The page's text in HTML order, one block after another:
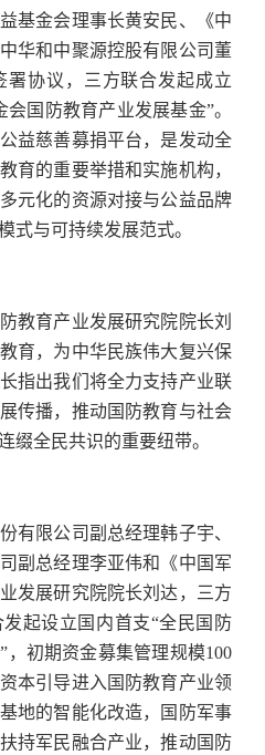
基金会理事长黄安民、《中
华和中聚源控股有限公司董
署协议，三方联合发起成立
国防教育产业发展基金”。
益慈善募捐平台，是发动全
育的重要举措和实施机构，
元化的资源对接与公益品牌
式与可持续发展范式。
教育产业发展研究院院长刘
育，为中华民族伟大复兴保
指出我们将全力支持产业联
传播，推动国防教育与社会
缀全民共识的重要纽带。
有限公司副总经理韩子宇、
副总经理李亚伟和《中国军
发展研究院院长刘达，三方
起设立国内首支“全民国防
，初期资金募集管理规模100
本引导进入国防教育产业领
地的智能化改造，国防军事
持军民融合产业，推动国防